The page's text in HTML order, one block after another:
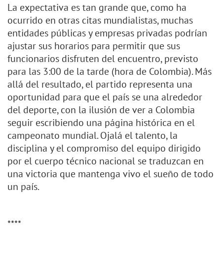
La expectativa es tan grande que, como ha
ocurrido en otras citas mundialistas, muchas
entidades públicas y empresas privadas podrían
ajustar sus horarios para permitir que sus
funcionarios disfruten del encuentro, previsto
para las 3:00 de la tarde (hora de Colombia). Más
allá del resultado, el partido representa una
oportunidad para que el país se una alrededor
del deporte, con la ilusión de ver a Colombia
seguir escribiendo una página histórica en el
campeonato mundial. Ojalá el talento, la
disciplina y el compromiso del equipo dirigido
por el cuerpo técnico nacional se traduzcan en
una victoria que mantenga vivo el sueño de todo
un país.
****